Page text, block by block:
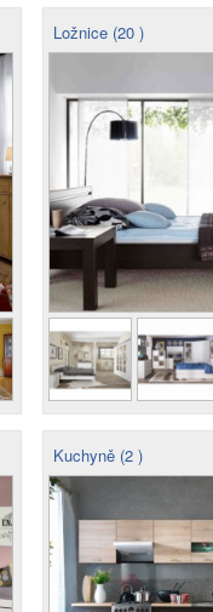
Ložnice (20 )
Kuchyně (2 )